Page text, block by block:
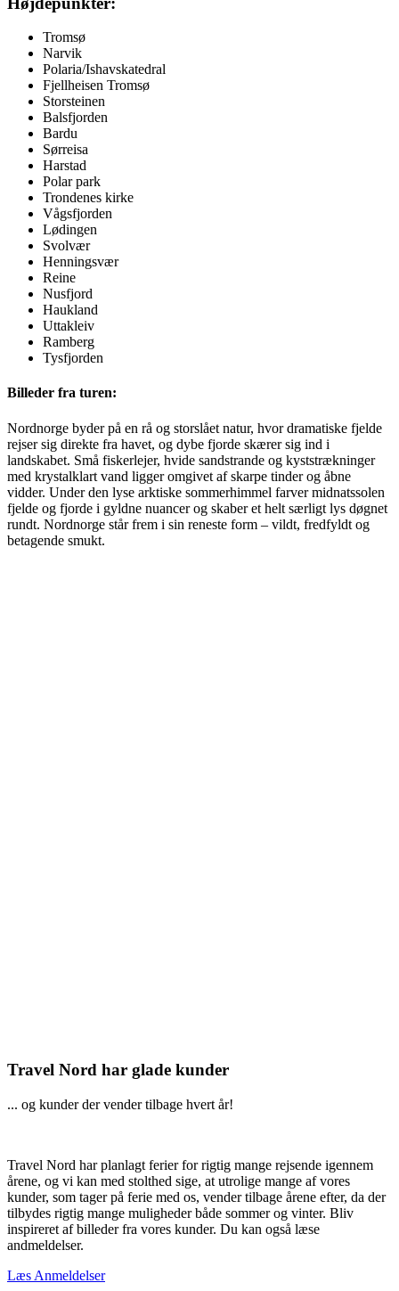
Tromsø
Narvik
Polaria/Ishavskatedral
Fjellheisen Tromsø
Storsteinen
Balsfjorden
Bardu
Sørreisa
Harstad
Polar park
Trondenes kirke
Vågsfjorden
Lødingen
Svolvær
Henningsvær
Reine
Nusfjord
Haukland
Uttakleiv
Ramberg
Tysfjorden
Billeder fra turen:
Nordnorge byder på en rå og storslået natur, hvor dramatiske fjelde
rejser sig direkte fra havet, og dybe fjorde skærer sig ind i
landskabet. Små fiskerlejer, hvide sandstrande og kyststrækninger
med krystalklart vand ligger omgivet af skarpe tinder og åbne
vidder. Under den lyse arktiske sommerhimmel farver midnatssolen
fjelde og fjorde i gyldne nuancer og skaber et helt særligt lys døgnet
rundt. Nordnorge står frem i sin reneste form – vildt, fredfyldt og
betagende smukt.
Travel Nord har glade kunder
... og kunder der vender tilbage hvert år!
Travel Nord har planlagt ferier for rigtig mange rejsende igennem
årene, og vi kan med stolthed sige, at utrolige mange af vores
kunder, som tager på ferie med os, vender tilbage årene efter, da der
tilbydes rigtig mange muligheder både sommer og vinter. Bliv
inspireret af billeder fra vores kunder. Du kan også læse
andmeldelser.
Læs Anmeldelser